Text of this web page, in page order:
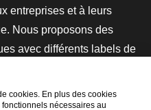
entreprises et à leurs
Nous proposons des
avec différents labels de
de sensibilisation, des
de notre propre
cookies. En plus des cookies
nécessaires au